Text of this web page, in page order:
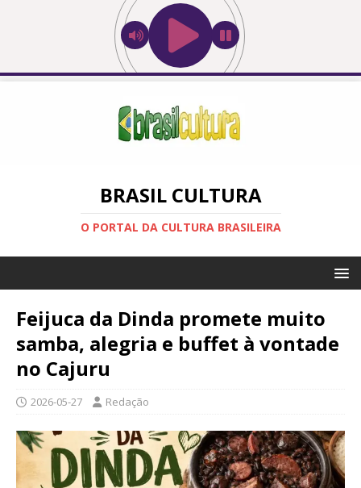
BRASIL CULTURA
O PORTAL DA CULTURA BRASILEIRA
Feijuca da Dinda promete muito
samba, alegria e buffet à vontade
no Cajuru
2026-05-27 Redação